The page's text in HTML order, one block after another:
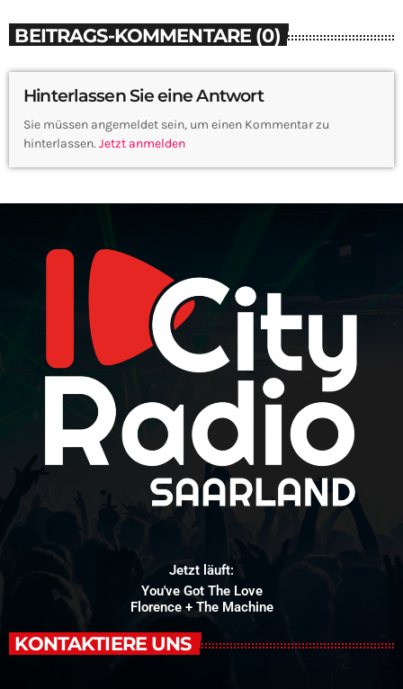
BEITRAGS-KOMMENTARE (0)
Hinterlassen Sie eine Antwort
Sie müssen angemeldet sein, um einen Kommentar zu
hinterlassen. Jetzt anmelden
Jetzt läuft:
You've Got The Love
Florence + The Machine
KONTAKTIERE UNS